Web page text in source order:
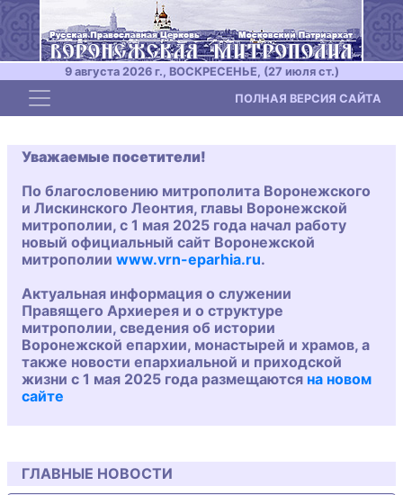
9 августа 2026 г., ВОСКРЕСЕНЬЕ, (27 июля ст.)
Toggle navigation ПОЛНАЯ ВЕРСИЯ САЙТА
Уважаемые посетители!
По благословению митрополита Воронежского
и Лискинского Леонтия, главы Воронежской
митрополии, с 1 мая 2025 года начал работу
новый официальный сайт Воронежской
митрополии www.vrn-eparhia.ru.
Актуальная информация о служении
Правящего Архиерея и о структуре
митрополии, сведения об истории
Воронежской епархии, монастырей и храмов, а
также новости епархиальной и приходской
жизни с 1 мая 2025 года размещаются на новом
сайте
ГЛАВНЫЕ НОВОСТИ